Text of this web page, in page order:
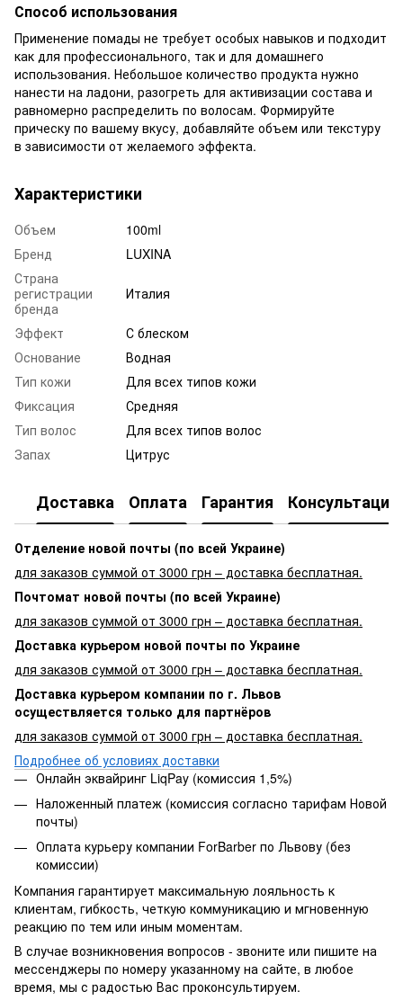
Способ использования
Применение помады не требует особых навыков и подходит
как для профессионального, так и для домашнего
использования. Небольшое количество продукта нужно
нанести на ладони, разогреть для активизации состава и
равномерно распределить по волосам. Формируйте
прическу по вашему вкусу, добавляйте объем или текстуру
в зависимости от желаемого эффекта.
Характеристики
Объем
100ml
Бренд
LUXINA
Страна
регистрации
бренда
Италия
Эффект
С блеском
Основание
Водная
Тип кожи
Для всех типов кожи
Фиксация
Средняя
Тип волос
Для всех типов волос
Запах
Цитрус
Доставка Оплата Гарантия Консультация
Отделение новой почты (по всей Украине)
для заказов суммой от 3000 грн – доставка бесплатная.
Почтомат новой почты (по всей Украине)
для заказов суммой от 3000 грн – доставка бесплатная.
Доставка курьером новой почты по Украине
для заказов суммой от 3000 грн – доставка бесплатная.
Доставка курьером компании по г. Львов
осуществляется только для партнёров
для заказов суммой от 3000 грн – доставка бесплатная.
Подробнее об условиях доставки
Онлайн эквайринг LiqPay (комиссия 1,5%)
Наложенный платеж (комиссия согласно тарифам Новой
почты)
Оплата курьеру компании ForBarber по Львову (без
комиссии)
Компания гарантирует максимальную лояльность к
клиентам, гибкость, четкую коммуникацию и мгновенную
реакцию по тем или иным моментам.
В случае возникновения вопросов - звоните или пишите на
мессенджеры по номеру указанному на сайте, в любое
время, мы с радостью Вас проконсультируем.